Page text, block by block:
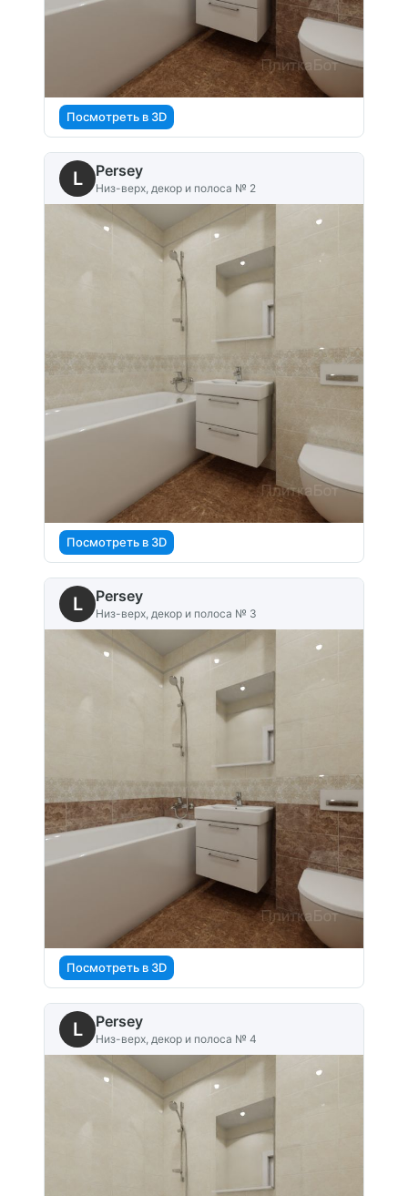
Посмотреть в 3D
L Persey
Низ-верх, декор и полоса № 2
Посмотреть в 3D
L Persey
Низ-верх, декор и полоса № 3
Посмотреть в 3D
L Persey
Низ-верх, декор и полоса № 4